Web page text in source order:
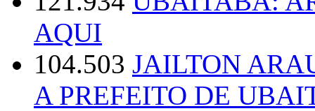
AQUI
104.503 JAILTON
A PREFEITO DE